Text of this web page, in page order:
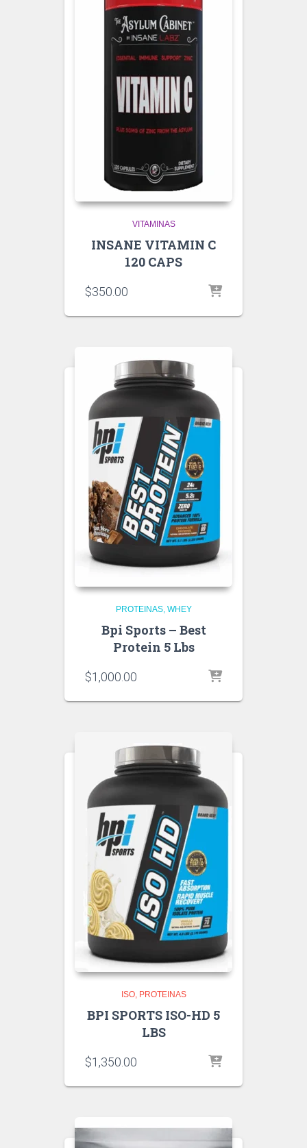
VITAMINAS
INSANE VITAMIN C
120 CAPS
$350.00
PROTEINAS WHEY
Bpi Sports – Best
Protein 5 Lbs
$1,000.00
ISO PROTEINAS
BPI SPORTS ISO-HD 5
LBS
$1,350.00